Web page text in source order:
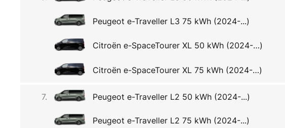
Peugeot e-Traveller L3 75 kWh (2024-...)
Citroën e-SpaceTourer XL 50 kWh (2024-…)
Citroën e-SpaceTourer XL 75 kWh (2024-…)
7. Peugeot e-Traveller L2 50 kWh (2024-...)
Peugeot e-Traveller L2 75 kWh (2024-...)